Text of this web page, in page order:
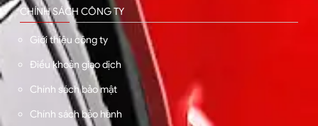
CHÍNH SÁCH CÔNG TY
Giới thiệu công ty
Điều khoản giao dịch
Chính sách bảo mật
Chính sách bảo hành